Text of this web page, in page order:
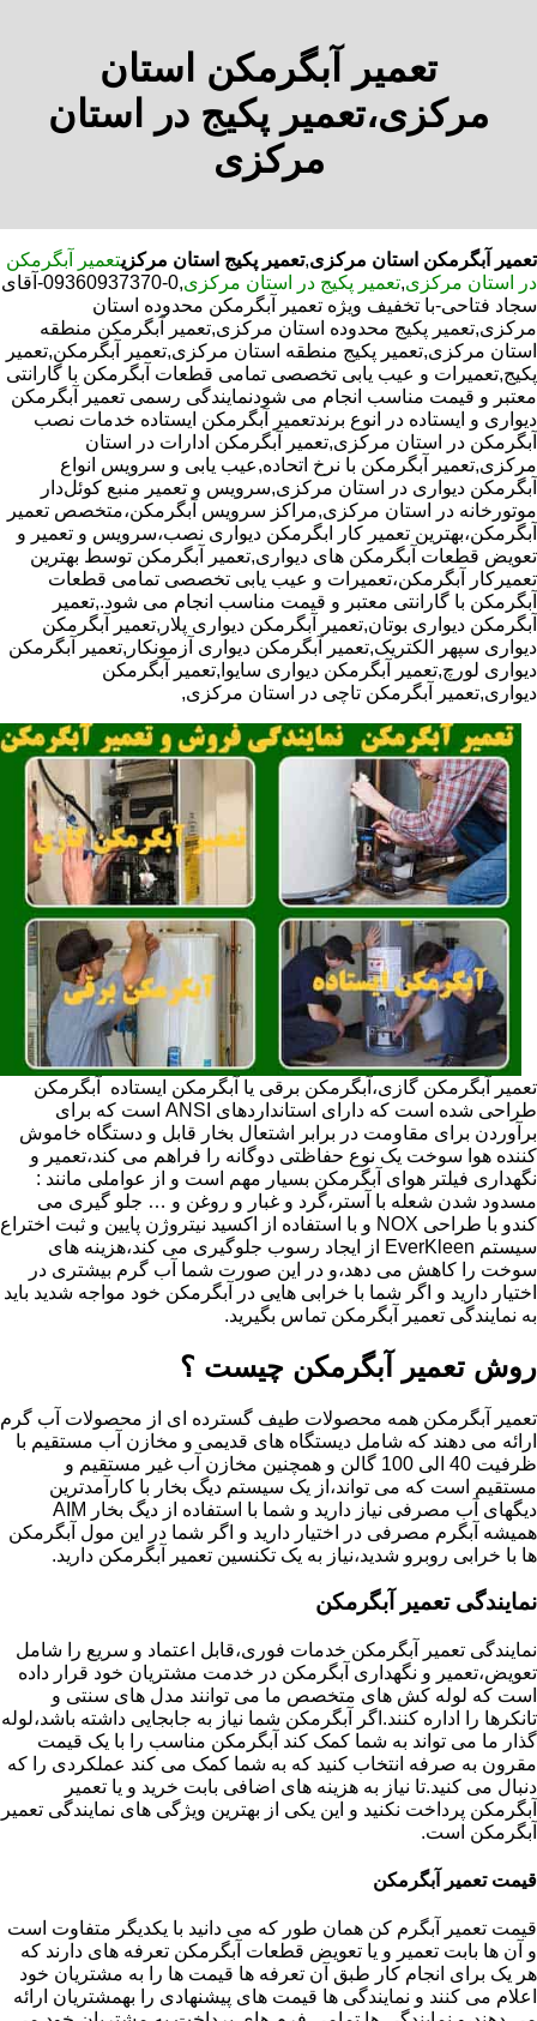
تعمیر آبگرمکن استان
مرکزی،تعمیر پکیج در استان
مرکزی
تعمیر آبگرمکن استان مرکزی,تعمیر پکیج استان مرکزیتعمیر آبگرمکن
در استان مرکزی,تعمیر پکیج در استان مرکزی
,0-09360937370-آقای
سجاد فتاحی-با تخفیف ویژه تعمیر آبگرمکن محدوده استان
مرکزی,تعمیر پکیج محدوده استان مرکزی,تعمیر آبگرمکن منطقه
استان مرکزی,تعمیر پکیج منطقه استان مرکزی,تعمیر آبگرمکن,تعمیر
پکیج,تعمیرات و عیب یابی تخصصی تمامی قطعات آبگرمکن با گارانتی
معتبر و قیمت مناسب انجام می شودنمایندگی رسمی تعمیر آبگرمکن
دیواری و ایستاده در انوع برندتعمیر آبگرمکن ایستاده خدمات نصب
آبگرمکن در استان مرکزی,تعمیر آبگرمکن ادارات در استان
مرکزی,تعمیر آبگرمکن با نرخ اتحاده,عیب یابی و سرویس انواع
آبگرمکن دیواری در استان مرکزی,سرویس و تعمیر منبع کوئل‌دار
موتورخانه در استان مرکزی,مراکز سرویس آبگرمکن،متخصص تعمیر
آبگرمکن،بهترین تعمیر کار ابگرمکن دیواری نصب،سرویس و تعمیر و
تعویض قطعات آبگرمکن های دیواری,تعمیر آبگرمکن توسط بهترین
تعمیرکار آبگرمکن،تعمیرات و عیب یابی تخصصی تمامی قطعات
آبگرمکن با گارانتی معتبر و قیمت مناسب انجام می شود.,تعمیر
آبگرمکن دیواری بوتان,تعمیر آبگرمکن دیواری پلار,تعمیر آبگرمکن
دیواری سپهر الکتریک,تعمیر آبگرمکن دیواری آزمونکار,تعمیر آبگرمکن
دیواری لورچ,تعمیر آبگرمکن دیواری سایوا,تعمیر آبگرمکن
دیواری,تعمیر آبگرمکن تاچی در استان مرکزی,
تعمیر آبگرمکن گازی،آبگرمکن برقی یا آبگرمکن ایستاده ​ آبگرمکن
طراحی شده است که دارای استانداردهای ANSI است که برای
برآوردن برای مقاومت در برابر اشتعال بخار قابل و دستگاه خاموش
کننده هوا سوخت یک نوع حفاظتی دوگانه را فراهم می کند،تعمیر و
نگهداری فیلتر هوای آبگرمکن بسیار مهم است و از عواملی مانند :
مسدود شدن شعله با آستر،گرد و غبار و روغن و … جلو گیری می
کندو با طراحی NOX و با استفاده از اکسید نیتروژن پایین و ثبت اختراع
سیستم EverKleen از ایجاد رسوب جلوگیری می کند،هزینه های
سوخت را کاهش می دهد،و در این صورت شما آب گرم بیشتری در
اختیار دارید و اگر شما با خرابی هایی در آبگرمکن خود مواجه شدید باید
به نمایندگی تعمیر آبگرمکن تماس بگیرید.
روش تعمیر آبگرمکن چیست ؟
تعمیر آبگرمکن همه محصولات طیف گسترده ای از محصولات آب گرم
ارائه می دهند که شامل دیستگاه های قدیمی و مخازن آب مستقیم با
ظرفیت 40 الی 100 گالن و همچنین مخازن آب غیر مستقیم و
مستقیم است که می تواند،از یک سیستم دیگ بخار با کارآمدترین
دیگهای آب مصرفی نیاز دارید و شما با استفاده از دیگ بخار AIM
همیشه آبگرم مصرفی در اختیار دارید و اگر شما در این مول آبگرمکن
ها با خرابی روبرو شدید،نیاز به یک تکنسین تعمیر آبگرمکن دارید.
نمایندگی تعمیر آبگرمکن
نمایندگی تعمیر آبگرمکن خدمات فوری،قابل اعتماد و سریع را شامل
تعویض،تعمیر و نگهداری آبگرمکن در خدمت مشتریان خود قرار داده
است که لوله کش های متخصص ما می توانند مدل های سنتی و
تانکرها را اداره کنند.اگر آبگرمکن شما نیاز به جابجایی داشته باشد،لوله
گذار ما می تواند به شما کمک کند آبگرمکن مناسب را با یک قیمت
مقرون به صرفه انتخاب کنید که به شما کمک می کند عملکردی را که
دنبال می کنید.تا نیاز به هزینه های اضافی بابت خرید و یا تعمیر
آبگرمکن پرداخت نکنید و این یکی از بهترین ویژگی های نمایندگی تعمیر
آبگرمکن است.
قیمت تعمیر آبگرمکن
قیمت تعمیر آبگرم کن همان طور که می دانید با یکدیگر متفاوت است
و آن ها بابت تعمیر و یا تعویض قطعات آبگرمکن تعرفه های دارند که
هر یک برای انجام کار طبق آن تعرفه ها قیمت ها را به مشتریان خود
اعلام می کنند و نمایندگی ها قیمت های پیشنهادی را بهمشتریان ارائه